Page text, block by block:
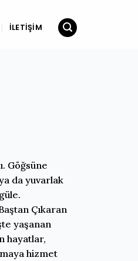
İLETIŞIM
Göğsüne
da yuvarlak
Çıkaran
yaşanan
hayatlar,
hizmet